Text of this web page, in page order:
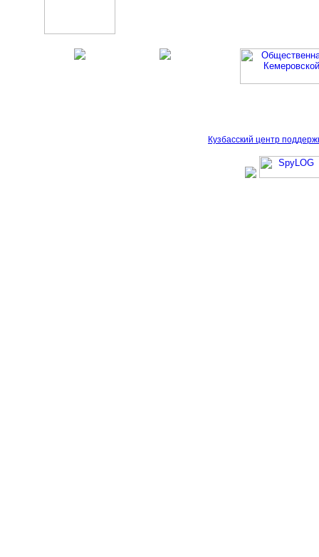
Кузбасский центр